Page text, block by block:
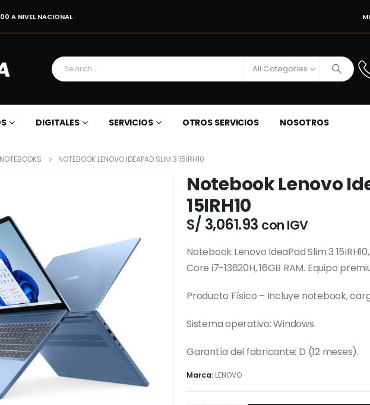
A NIVEL NACIONAL
All Categories
DIGITALES SERVICIOS OTROS SERVICIOS NOSOTROS
NOTEBOOKS NOTEBOOK LENOVO IDEAPAD SLIM 3 15IRH10
Notebook Lenovo
15IRH10
S/ 3,061.93 con IGV
Notebook Lenovo IdeaPad Slim 3
Core i7-13620H, 16GB RAM. Equipo
Producto Físico – Incluye notebook,
Sistema operativo: Windows.
Garantía del fabricante: D (12 meses).
Marca: LENOVO